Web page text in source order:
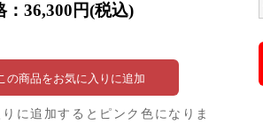
：36,300円(税込)
の商品をお気に入りに追加
に追加するとピンク色になりま